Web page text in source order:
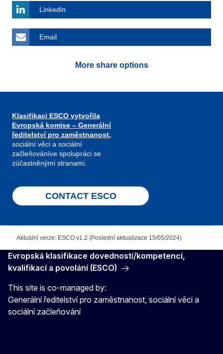
Linkedin
Email
More share options
Klasifikaci ESCO vytvořila
Evropská komise – Generální
ředitelství pro zaměstnanost,
sociální věci a sociální
začleňováníve spolupráci se
zúčastněnými stranami.
CONTACT ESCO
Aktuální verze: ESCO v1.2 (Poslední aktualizace 15/05/2024)
Evropská klasifikace dovedností/kompetencí,
kvalifikací a povolání (ESCO)
This site is co-managed by:
Generální ředitelství pro zaměstnanost, sociální věci a
sociální začleňování